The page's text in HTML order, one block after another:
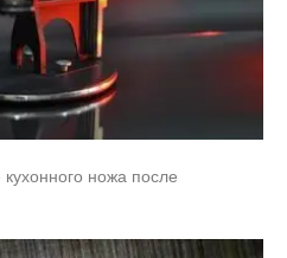
кухонного ножа после